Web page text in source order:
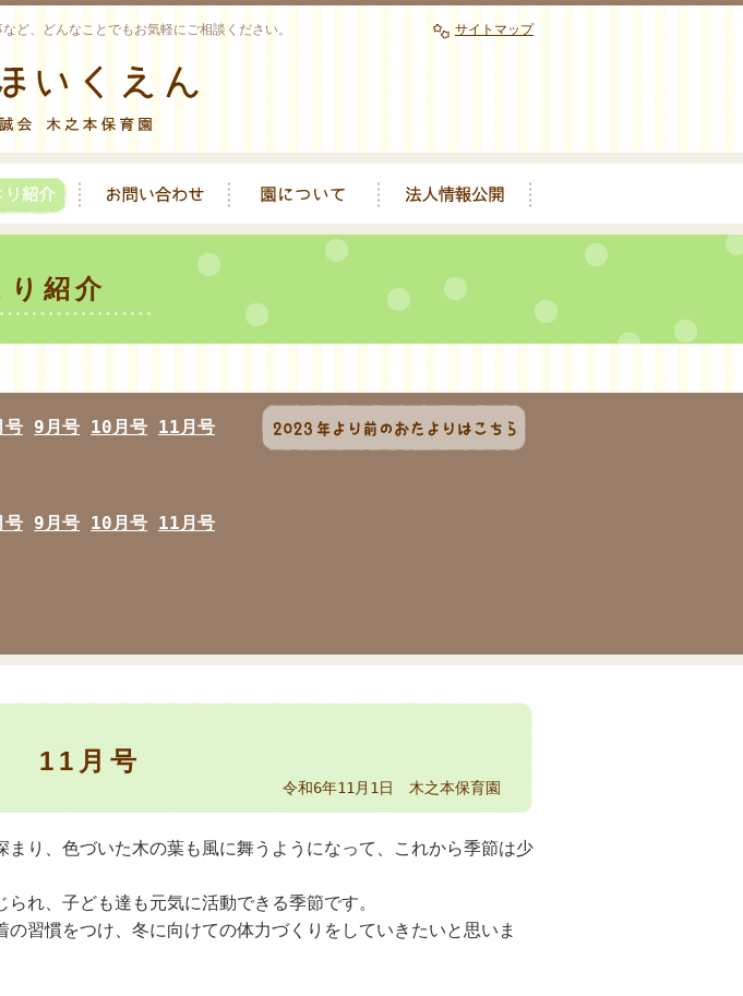
サイトマップ
ど、どんなことでもお気軽にご相談ください。
り紹介
号 9月号 10月号 11月号
号 9月号 10月号 11月号
11月号
令和6年11月1日 木之本保育園
り、色づいた木の葉も風に舞うようになって、これから季節は少
れ、子ども達も元気に活動できる季節です。
習慣をつけ、冬に向けての体力づくりをしていきたいと思いま